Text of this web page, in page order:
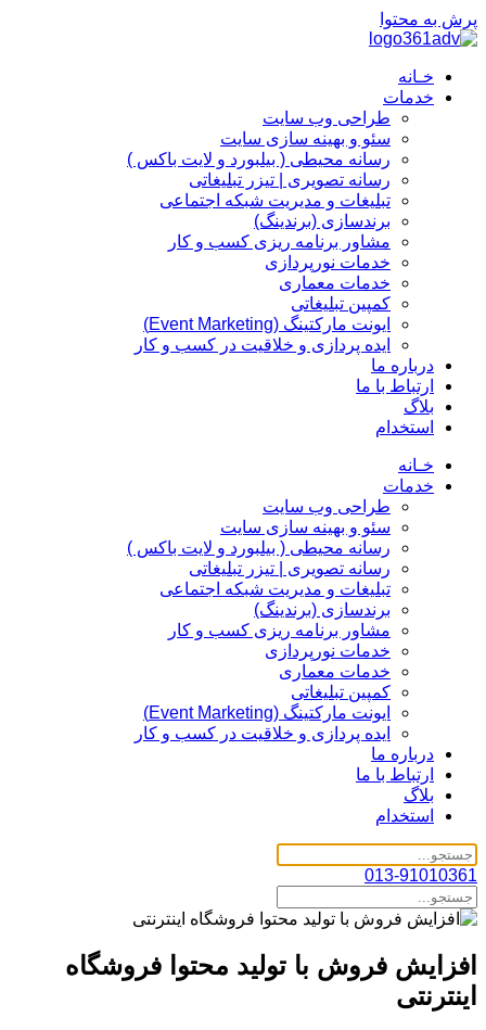
پرش به محتوا
خـانه
خدمات
طراحی وب سایت
سئو و بهینه سازی سایت
رسانه محیطی ( بیلبورد و لایت باکس )
رسانه تصویری | تیزر تبلیغاتی
تبلیغات و مدیریت شبکه اجتماعی
برندسازی (برندینگ)‌
مشاور برنامه ریزی کسب و کار
خدمات نورپردازی
خدمات معماری
کمپین تبلیغاتی
ایونت مارکتینگ (Event Marketing)
ایده پردازی و خلاقیت در کسب و کار
درباره ما
ارتباط با ما
بلاگ
استخدام
خـانه
خدمات
طراحی وب سایت
سئو و بهینه سازی سایت
رسانه محیطی ( بیلبورد و لایت باکس )
رسانه تصویری | تیزر تبلیغاتی
تبلیغات و مدیریت شبکه اجتماعی
برندسازی (برندینگ)‌
مشاور برنامه ریزی کسب و کار
خدمات نورپردازی
خدمات معماری
کمپین تبلیغاتی
ایونت مارکتینگ (Event Marketing)
ایده پردازی و خلاقیت در کسب و کار
درباره ما
ارتباط با ما
بلاگ
استخدام
013-91010361
افزایش فروش با تولید محتوا فروشگاه
اینترنتی